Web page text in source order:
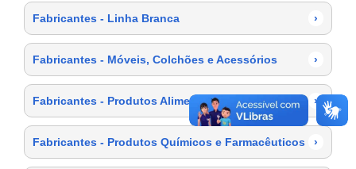
Fabricantes - Linha Branca ›
Fabricantes - Móveis, Colchões e Acessórios ›
Fabricantes - Produtos Alimentícios ›
Fabricantes - Produtos Químicos e Farmacêuticos ›